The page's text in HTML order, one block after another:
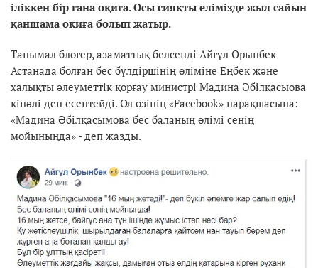
іліккен бір ғана оқиға. Осы сияқты елімізде жыл сайын
қаншама оқиға болып жатыр.
Танымал блогер, азаматтық белсенді Айгүл Орынбек
Астанада болған бес бүлдіршінің өліміне Еңбек және
халықты әлеуметтік қорғау министрі Мадина Әбілқасыова
кінәлі деп есептейді. Ол өзінің «Facebook» парақшасына:
«Мадина Әбілқасымова бес баланың өлімі сенің
мойыныңда» - деп жазды.